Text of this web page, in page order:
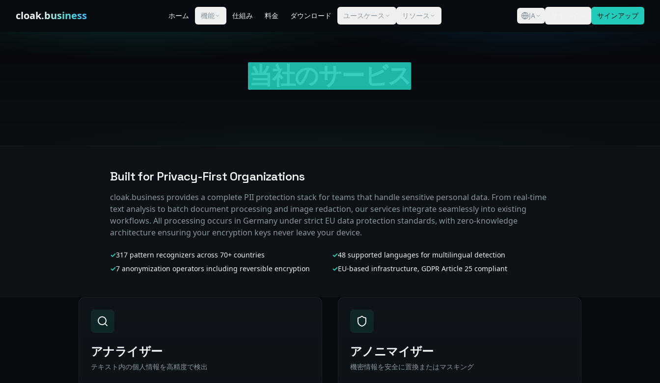
cloak.business ホーム 機能 仕組み 料金 ダウンロード ユースケース リソース JA サインアップ
Built for Privacy-First Organizations
cloak.business provides a complete PII protection stack for teams that handle sensitive personal data. From real-time
text analysis to batch document processing and image redaction, our services integrate seamlessly into existing
workflows. All processing occurs in Germany under strict EU data protection standards, with zero-knowledge
architecture ensuring your encryption keys never leave your device.
✓317 pattern recognizers across 70+ countries ✓48 supported languages for multilingual detection
✓7 anonymization operators including reversible encryption ✓EU-based infrastructure, GDPR Article 25 compliant
Our Services
アナライザー
テキスト内の個人情報を高精度で検出
アノニマイザー
機密情報を安全に置換またはマスキング